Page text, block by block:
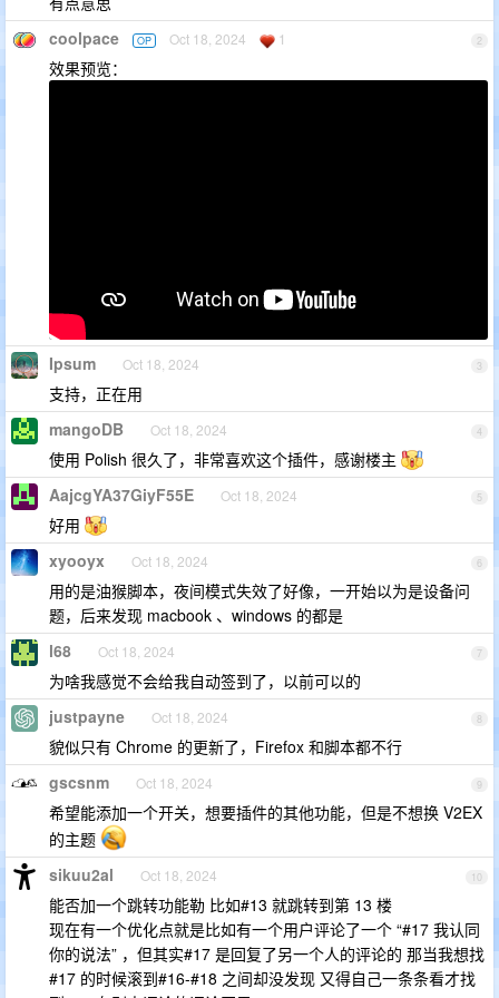
2
coolpace OP Oct 18, 2024 1
效果预览：
3
Ipsum Oct 18, 2024
支持，正在用
4
mangoDB Oct 18, 2024
使用 Polish 很久了，非常喜欢这个插件，感谢楼主
5
AajcgYA37GiyF55E Oct 18, 2024
好用
6
xyooyx Oct 18, 2024
用的是油猴脚本，夜间模式失效了好像，一开始以为是设备问
题，后来发现 macbook 、windows 的都是
7
l68 Oct 18, 2024
为啥我感觉不会给我自动签到了，以前可以的
8
justpayne Oct 18, 2024
貌似只有 Chrome 的更新了，Firefox 和脚本都不行
9
gscsnm Oct 18, 2024
希望能添加一个开关，想要插件的其他功能，但是不想换 V2EX
的主题
10
sikuu2al Oct 18, 2024
能否加一个跳转功能勒 比如#13 就跳转到第 13 楼
现在有一个优化点就是比如有一个用户评论了一个 “#17 我认同
你的说法” ，但其实#17 是回复了另一个人的评论的 那当我想找
#17 的时候滚到#16-#18 之间却没发现 又得自己一条条看才找